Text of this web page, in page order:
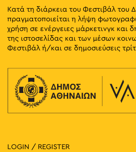
Κατά τη διάρκεια του Φεστιβάλ του
πραγματοποιείται η λήψη
χρήση σε ενέργειες μάρκετινγκ και
της ιστοσελίδας και των μέσων
Φεστιβάλ ή/και σε δημοσιεύσεις
LOGIN / REGISTER